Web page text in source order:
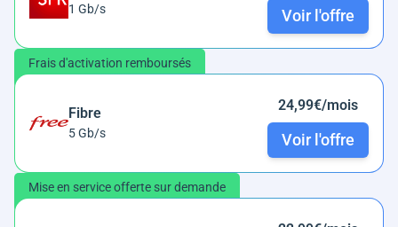
1 Gb/s Voir l'offre
Frais d'activation remboursés
Fibre
5 Gb/s
24,99€/mois
Voir l'offre
Mise en service offerte sur demande